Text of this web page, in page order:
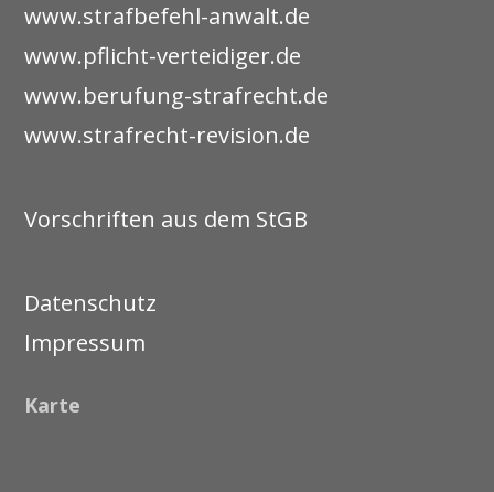
www.strafbefehl-anwalt.de
www.pflicht-verteidiger.de
www.berufung-strafrecht.de
www.strafrecht-revision.de
Vorschriften aus dem StGB
Datenschutz
Impressum
Karte